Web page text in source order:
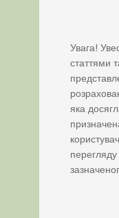
Увага!
статтями
яка